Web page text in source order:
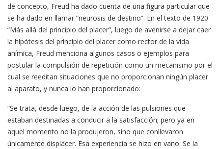
de concepto, Freud ha dado cuenta de una figura particular que
se ha dado en llamar “neurosis de destino”. En el texto de 1920
“Más allá del principio del placer”, luego de avenirse a dejar caer
la hipótesis del principio del placer como rector de la vida
anímica, Freud menciona algunos casos o ejemplos para
postular la compulsión de repetición como un mecanismo por el
cual se reeditan situaciones que no proporcionan ningún placer
al aparato, y nunca lo han proporcionado:
“Se trata, desde luego, de la acción de las pulsiones que
estaban destinadas a conducir a la satisfacción; pero ya en
aquel momento no la produjeron, sino que conllevaron
únicamente displacer. Esa experiencia se hizo en vano. Se la